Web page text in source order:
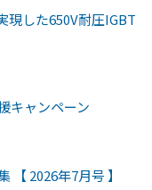
現した650V耐圧IGBT
キャンペーン
【 2026年7月号 】